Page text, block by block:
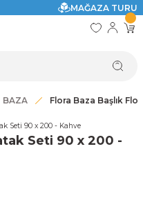
MAĞAZA TURU
BAZA Flora Baza Başlık
Seti 90 x 200 -